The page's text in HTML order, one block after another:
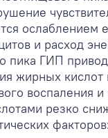
ослаблением
и расход
пика ГИП
жирных
воспаления
резко